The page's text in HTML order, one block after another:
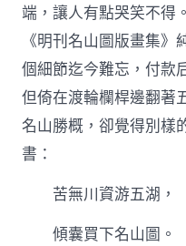
端，讓人有點哭笑不得
《明刊名山圖版畫集
個細節迄今難忘，付款
但倚在渡輪欄桿邊翻著
名山勝概，卻覺得別樣
書：
苦無川資游五湖，
傾囊買下名山圖。